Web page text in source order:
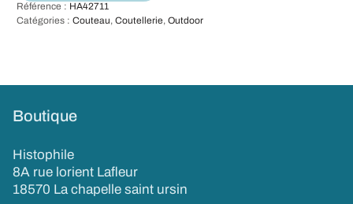
Référence : HA42711
Catégories : Couteau, Coutellerie, Outdoor
Boutique
Histophile
8A rue lorient Lafleur
18570 La chapelle saint ursin